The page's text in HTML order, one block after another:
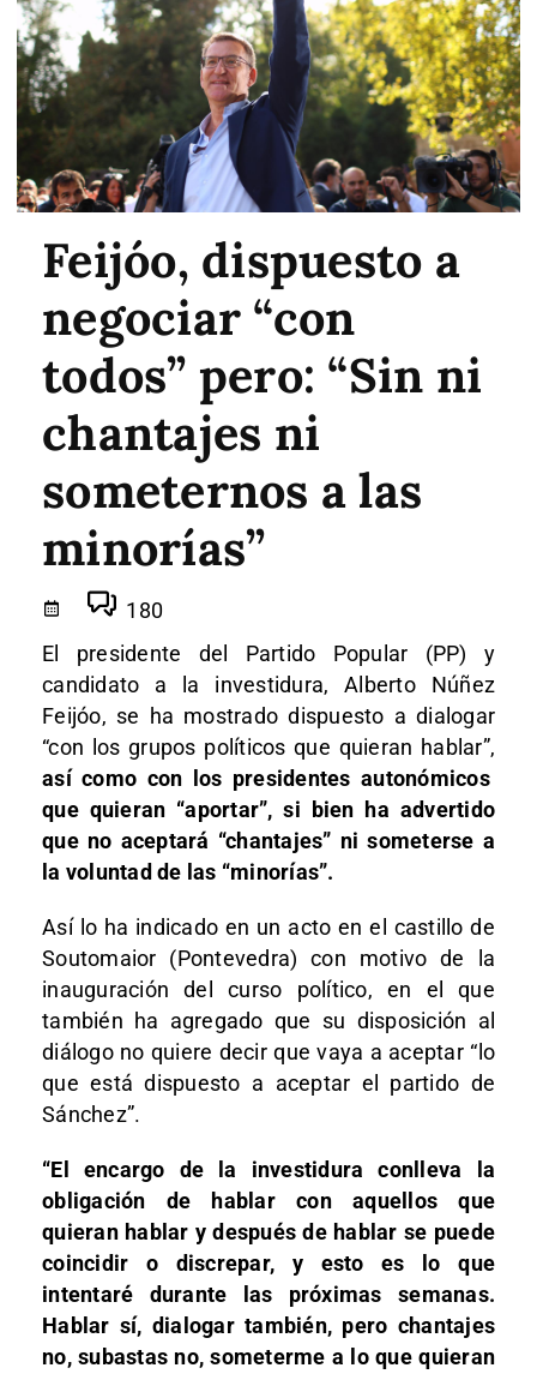
Feijóo, dispuesto a
negociar “con
todos” pero: “Sin ni
chantajes ni
someternos a las
minorías”
180
El presidente del Partido Popular (PP) y
candidato a la investidura, Alberto Núñez
Feijóo, se ha mostrado dispuesto a dialogar
“con los grupos políticos que quieran hablar”,
así como con los presidentes autonómicos
que quieran “aportar”, si bien ha advertido
que no aceptará “chantajes” ni someterse a
la voluntad de las “minorías”.
Así lo ha indicado en un acto en el castillo de
Soutomaior (Pontevedra) con motivo de la
inauguración del curso político, en el que
también ha agregado que su disposición al
diálogo no quiere decir que vaya a aceptar “lo
que está dispuesto a aceptar el partido de
Sánchez”.
“El encargo de la investidura conlleva la
obligación de hablar con aquellos que
quieran hablar y después de hablar se puede
coincidir o discrepar, y esto es lo que
intentaré durante las próximas semanas.
Hablar sí, dialogar también, pero chantajes
no, subastas no, someterme a lo que quieran